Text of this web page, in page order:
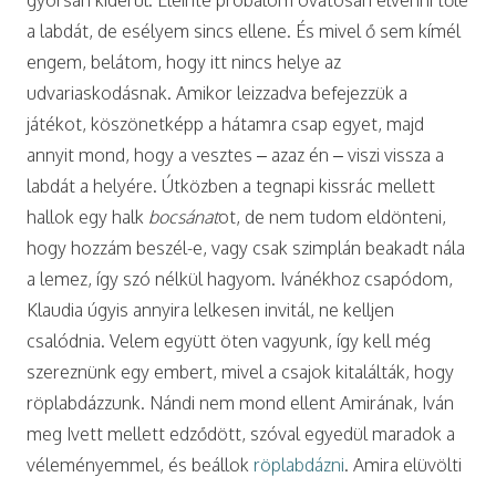
a labdát, de esélyem sincs ellene. És mivel ő sem kímél
engem, belátom, hogy itt nincs helye az
udvariaskodásnak. Amikor leizzadva befejezzük a
játékot, köszönetképp a hátamra csap egyet, majd
annyit mond, hogy a vesztes – azaz én – viszi vissza a
labdát a helyére. Útközben a tegnapi kissrác mellett
hallok egy halk bocsánatot, de nem tudom eldönteni,
hogy hozzám beszél-e, vagy csak szimplán beakadt nála
a lemez, így szó nélkül hagyom. Ivánékhoz csapódom,
Klaudia úgyis annyira lelkesen invitál, ne kelljen
csalódnia. Velem együtt öten vagyunk, így kell még
szereznünk egy embert, mivel a csajok kitalálták, hogy
röplabdázzunk. Nándi nem mond ellent Amirának, Iván
meg Ivett mellett edződött, szóval egyedül maradok a
véleményemmel, és beállok röplabdázni. Amira elüvölti